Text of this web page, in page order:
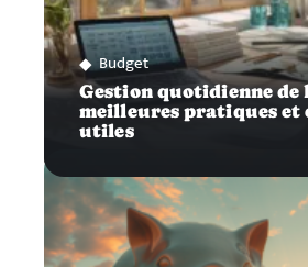
Budget
Gestion quotidienne de
meilleures pratiques et
utiles